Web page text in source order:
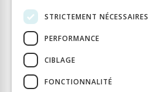
Éditeur
9782825713648
Langue
Français
Nombre de pages
Parution
Thème
Lumières
STRICTEMENT NÉCESSAIRES
PERFORMANCE
CIBLAGE
FONCTIONNALITÉ